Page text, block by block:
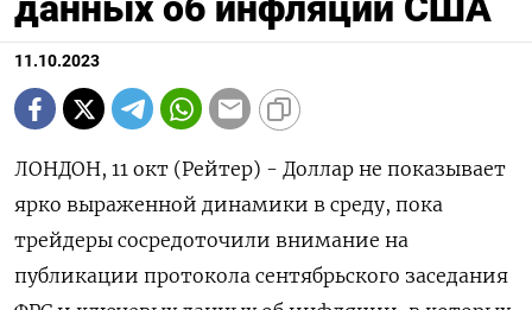
11.10.2023
ЛОНДОН, 11 окт (Рейтер) - Доллар не показывает
ярко выраженной динамики в среду, пока
трейдеры сосредоточили внимание на
публикации протокола сентябрьского заседания